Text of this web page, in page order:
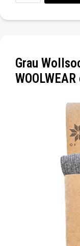
Grau